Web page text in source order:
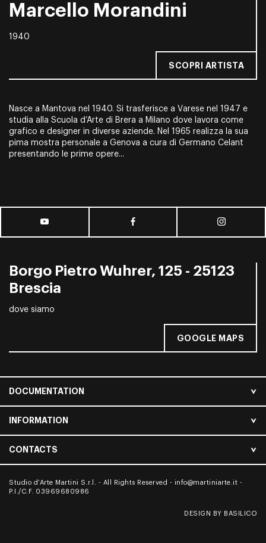
Marcello Morandini
1940
SCOPRI ARTISTA
Nasce a Mantova nel 1940. Si trasferisce a Varese nel 1947 e
studia alla Scuola d’Arte di Brera a Milano dove lavora come
grafico e designer in diverse aziende. Nel 1965 realizza la sua
pima mostra personale a Genova a cura di Germano Celant
presentando le prime opere...
Borgo Pietro Wuhrer, 125 - 25123
Brescia
dove siamo
GOOGLE MAPS
DOCUMENTATION
INFORMATION
CONTACTS
Studio d’Arte Martini S.r.l. - All Rights Reserved - info@martiniarte.it -
P.I./C.F. 03969680986
DESIGN BY BASILICO